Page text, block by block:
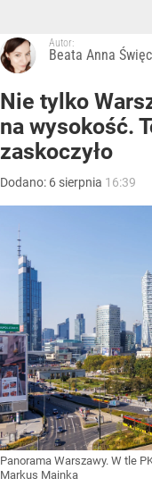
Autor:
Beata Anna
Nie tylko
na wysokość.
zaskoczyło
Dodano: 6 sierpnia 16:39
Panorama Warszawy. W tle
Markus Mainka